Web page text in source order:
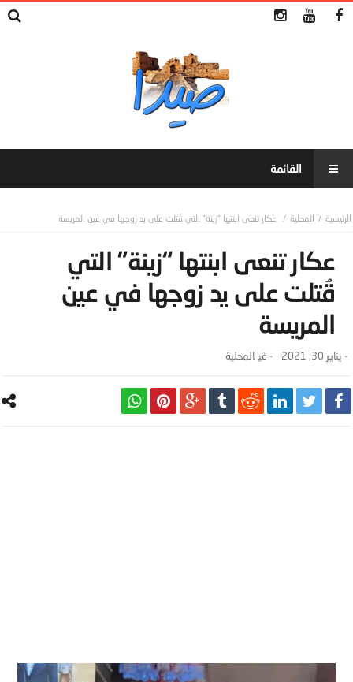
المحلية عكار تنعى ابنتها “زينة” التي قُتلت على يد زوجها في عين المريسة
عكار تنعى ابنتها “زينة” التي
قُتلت على يد زوجها في عين
المريسة
- يناير 30, 2021 - ‎في المحلية